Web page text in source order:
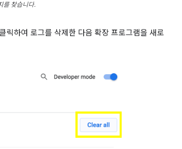
를 찾습니다.
릭하여 로그를 삭제한 다음 확장 프로그램을 새로